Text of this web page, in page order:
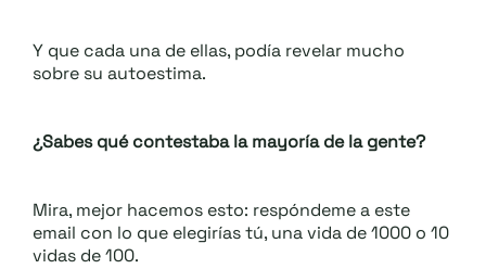
Y que cada una de ellas, podía revelar mucho
sobre su autoestima.
¿Sabes qué contestaba la mayoría de la gente?
Mira, mejor hacemos esto: respóndeme a este
email con lo que elegirías tú, una vida de 1000 o 10
vidas de 100.